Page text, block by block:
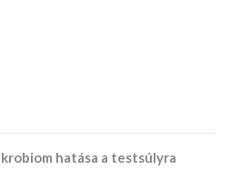
hatása a testsúlyra